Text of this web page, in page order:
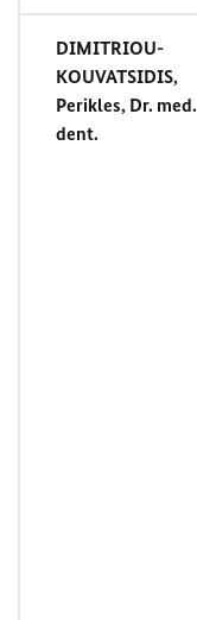
DIMITRIOU-
KOUVATSIDIS,
Perikles, Dr. med.
dent.